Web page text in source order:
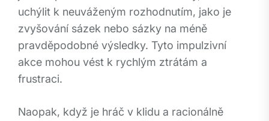
uchýlit k neuváženým rozhodnutím, jako je
zvyšování sázek nebo sázky na méně
pravděpodobné výsledky. Tyto impulzivní
akce mohou vést k rychlým ztrátám a
frustraci.
Naopak, když je hráč v klidu a racionálně